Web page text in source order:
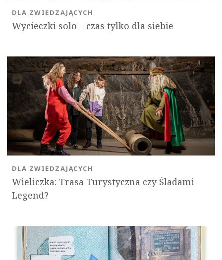
Wycieczki solo ‒ czas tylko dla siebie
DLA ZWIEDZAJĄCYCH
Wieliczka: Trasa Turystyczna czy Śladami
Legend?
DLA ZWIEDZAJĄCYCH